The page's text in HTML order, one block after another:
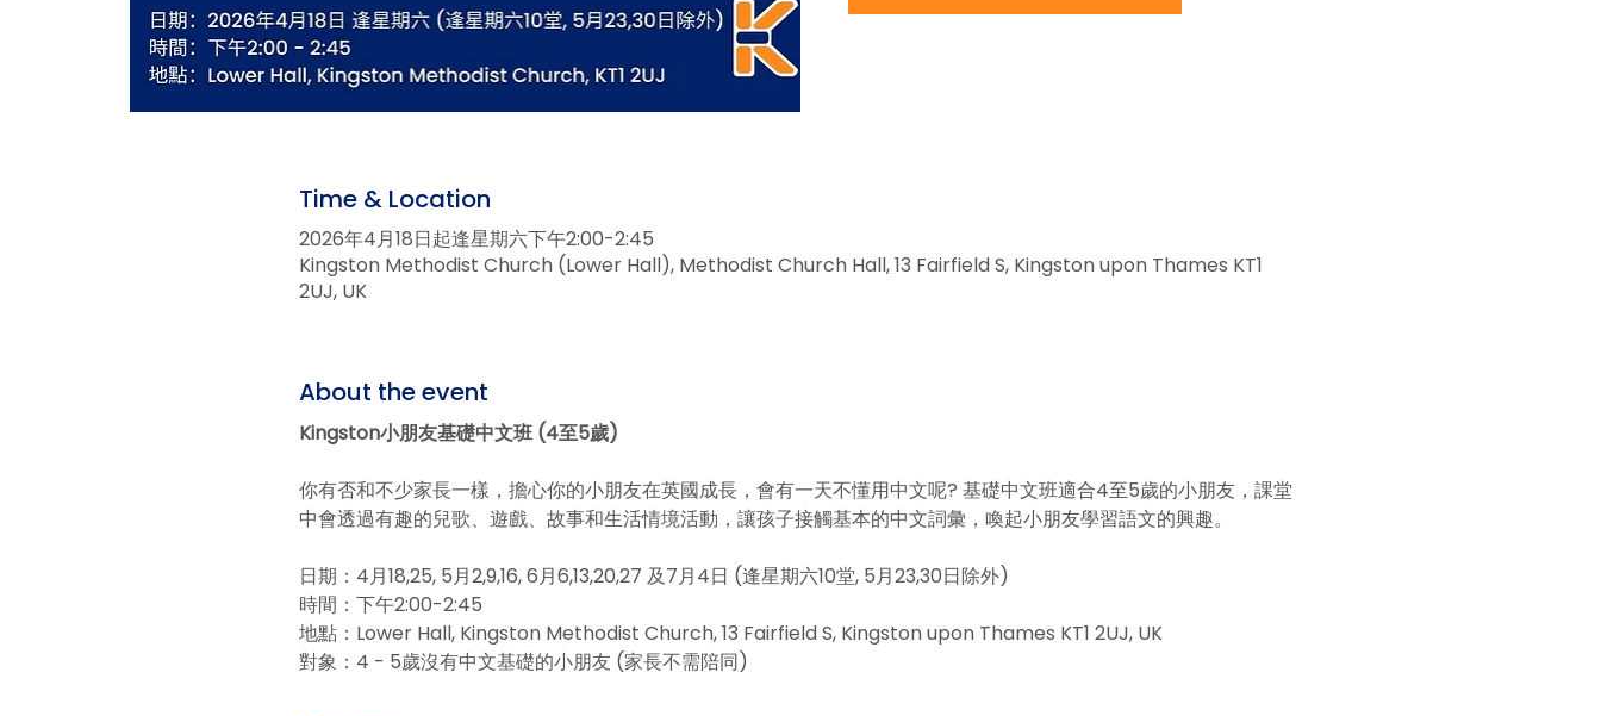
Time & Location
2026年4月18日起逢星期六下午2:00-2:45
Kingston Methodist Church (Lower Hall), Methodist Church Hall, 13 Fairfield S, Kingston upon Thames KT1
2UJ, UK
About the event
Kingston小朋友基礎中文班 (4至5歲)
你有否和不少家長一樣，擔心你的小朋友在英國成長，會有一天不懂用中文呢? 基礎中文班適合4至5歲的小朋友，課堂
中會透過有趣的兒歌、遊戲、故事和生活情境活動，讓孩子接觸基本的中文詞彙，喚起小朋友學習語文的興趣。
日期：4月18,25, 5月2,9,16, 6月6,13,20,27 及7月4日 (逢星期六10堂, 5月23,30日除外)
時間：下午2:00-2:45
地點：Lower Hall, Kingston Methodist Church, 13 Fairfield S, Kingston upon Thames KT1 2UJ, UK
對象：4 - 5歲沒有中文基礎的小朋友 (家長不需陪同)